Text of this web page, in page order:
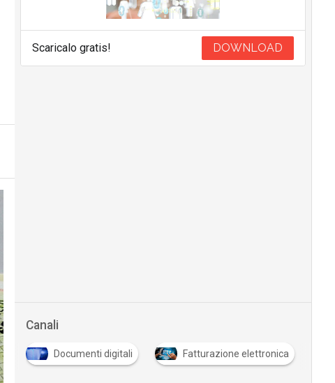
Scaricalo gratis! DOWNLOAD
Canali
Documenti digitali Fatturazione elettronica